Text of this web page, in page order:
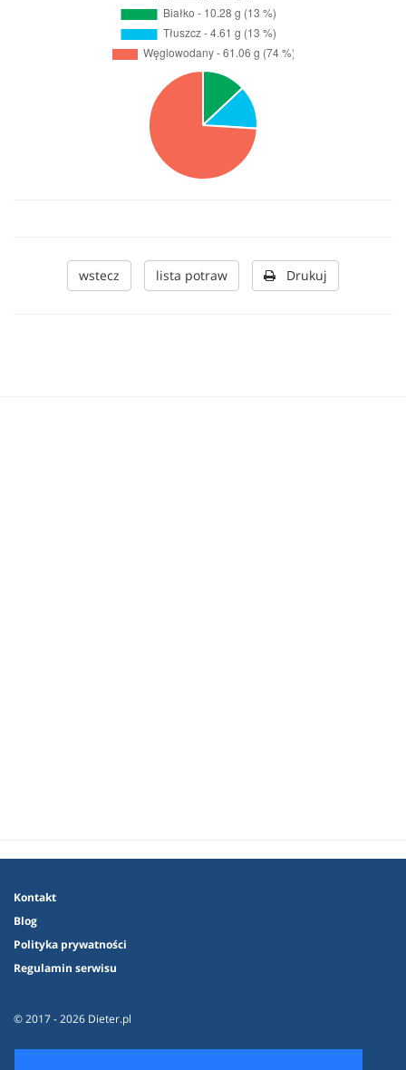
wstecz lista potraw Drukuj
Kontakt
Blog
Polityka prywatności
Regulamin serwisu
© 2017 - 2026 Dieter.pl